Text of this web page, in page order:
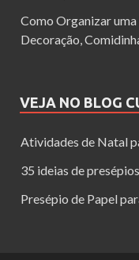
Como Organizar uma
Decoração,
VEJA NO BLOG
Atividades de Natal
35 ideias de
Presépio de Papel